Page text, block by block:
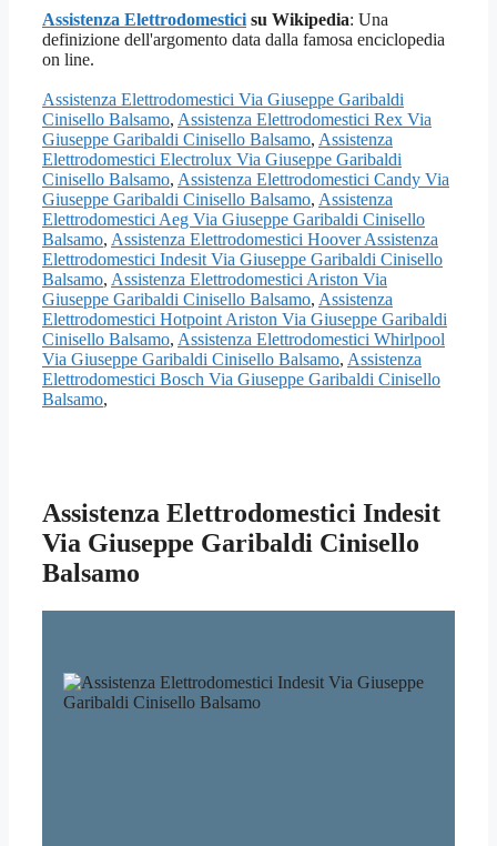
Assistenza Elettrodomestici su Wikipedia: Una
definizione dell'argomento data dalla famosa enciclopedia
on line.
Assistenza Elettrodomestici Via Giuseppe Garibaldi
Cinisello Balsamo, Assistenza Elettrodomestici Rex Via
Giuseppe Garibaldi Cinisello Balsamo, Assistenza
Elettrodomestici Electrolux Via Giuseppe Garibaldi
Cinisello Balsamo, Assistenza Elettrodomestici Candy Via
Giuseppe Garibaldi Cinisello Balsamo, Assistenza
Elettrodomestici Aeg Via Giuseppe Garibaldi Cinisello
Balsamo, Assistenza Elettrodomestici Hoover Assistenza
Elettrodomestici Indesit Via Giuseppe Garibaldi Cinisello
Balsamo, Assistenza Elettrodomestici Ariston Via
Giuseppe Garibaldi Cinisello Balsamo, Assistenza
Elettrodomestici Hotpoint Ariston Via Giuseppe Garibaldi
Cinisello Balsamo, Assistenza Elettrodomestici Whirlpool
Via Giuseppe Garibaldi Cinisello Balsamo, Assistenza
Elettrodomestici Bosch Via Giuseppe Garibaldi Cinisello
Balsamo,
Assistenza Elettrodomestici Indesit
Via Giuseppe Garibaldi Cinisello
Balsamo